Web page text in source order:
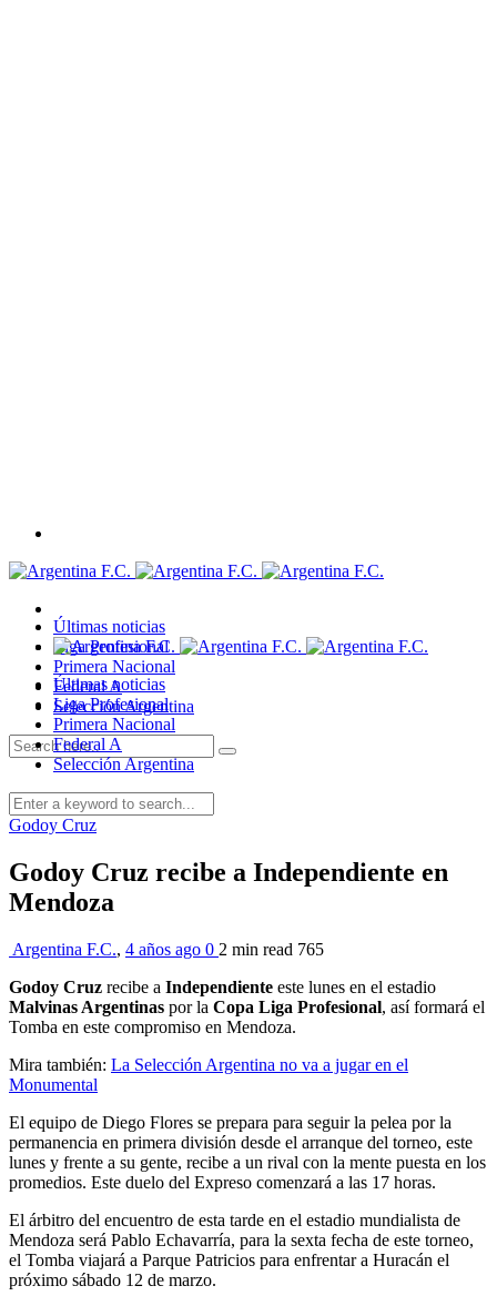
Últimas noticias
Liga Profesional
Primera Nacional
Federal A
Selección Argentina
Últimas noticias
Liga Profesional
Primera Nacional
Federal A
Selección Argentina
Godoy Cruz
Godoy Cruz recibe a Independiente en
Mendoza
Argentina F.C., 4 años ago 0 2 min read 765
Godoy Cruz recibe a Independiente este lunes en el estadio
Malvinas Argentinas por la Copa Liga Profesional, así formará el
Tomba en este compromiso en Mendoza.
Mira también: La Selección Argentina no va a jugar en el
Monumental
El equipo de Diego Flores se prepara para seguir la pelea por la
permanencia en primera división desde el arranque del torneo, este
lunes y frente a su gente, recibe a un rival con la mente puesta en los
promedios. Este duelo del Expreso comenzará a las 17 horas.
El árbitro del encuentro de esta tarde en el estadio mundialista de
Mendoza será Pablo Echavarría, para la sexta fecha de este torneo,
el Tomba viajará a Parque Patricios para enfrentar a Huracán el
próximo sábado 12 de marzo.